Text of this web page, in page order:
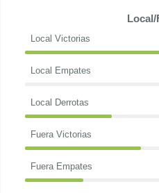
Local/
Local Victorias
Local Empates
Local Derrotas
Fuera Victorias
Fuera Empates